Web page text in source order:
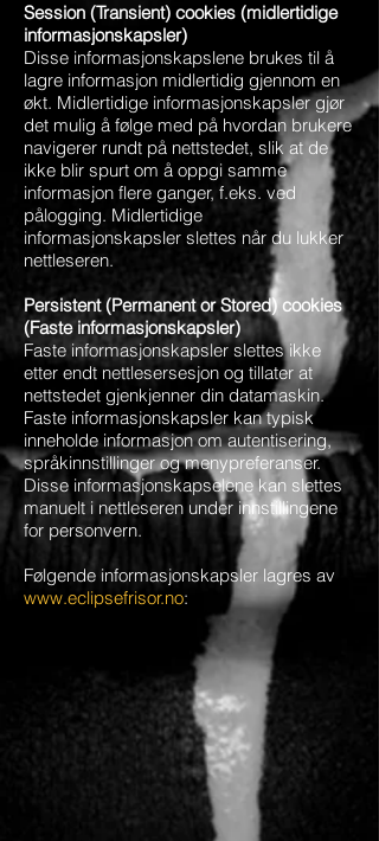
Session (Transient) cookies (midlertidige
informasjonskapsler)
Disse informasjonskapslene brukes til å
lagre informasjon midlertidig gjennom en
økt. Midlertidige informasjonskapsler gjør
det mulig å følge med på hvordan brukere
navigerer rundt på nettstedet, slik at de
ikke blir spurt om å oppgi samme
informasjon flere ganger, f.eks. ved
pålogging. Midlertidige
informasjonskapsler slettes når du lukker
nettleseren.
Persistent (Permanent or Stored) cookies
(Faste informasjonskapsler)
Faste informasjonskapsler slettes ikke
etter endt nettlesersesjon og tillater at
nettstedet gjenkjenner din datamaskin.
Faste informasjonskapsler kan typisk
inneholde informasjon om autentisering,
språkinnstillinger og menypreferanser.
Disse informasjonskapselene kan slettes
manuelt i nettleseren under innstillingene
for personvern.
Følgende informasjonskapsler lagres av
www.eclipsefrisor.no: